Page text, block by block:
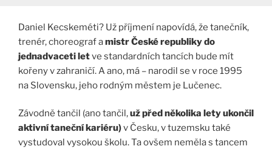
Daniel Kecskeméti? Už příjmení napovídá, že tanečník,
trenér, choreograf amistr České republiky do
jednadvaceti letve standardních tancích bude mít
kořeny v zahraničí. A ano, má – narodil se v roce 1995
na Slovensku, jeho rodným městem je Lučenec.
Závodně tančil (ano tančil,už před několika lety ukončil
aktivní taneční kariéru)v Česku, v tuzemsku také
vystudoval vysokou školu. Ta ovšem neměla s tancem